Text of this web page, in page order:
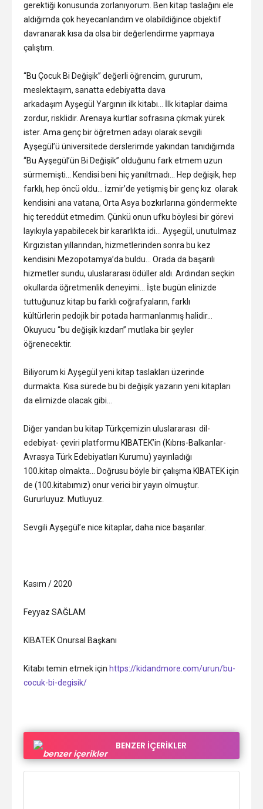
gerektiği konusunda zorlanıyorum. Ben kitap taslağını ele
aldığımda çok heyecanlandım ve olabildiğince objektif
davranarak kısa da olsa bir değerlendirme yapmaya
çalıştım.
“Bu Çocuk Bi Değişik” değerli öğrencim, gururum,
meslektaşım, sanatta edebiyatta dava
arkadaşım Ayşegül Yargının ilk kitabı… İlk kitaplar daima
zordur, risklidir. Arenaya kurtlar sofrasına çıkmak yürek
ister. Ama genç bir öğretmen adayı olarak sevgili
Ayşegül’ü üniversitede derslerimde yakından tanıdığımda
“Bu Ayşegül’ün Bi Değişik” olduğunu fark etmem uzun
sürmemişti… Kendisi beni hiç yanıltmadı… Hep değişik, hep
farklı, hep öncü oldu… İzmir’de yetişmiş bir genç kız olarak
kendisini ana vatana, Orta Asya bozkırlarına göndermekte
hiç tereddüt etmedim. Çünkü onun ufku böylesi bir görevi
layıkıyla yapabilecek bir kararlıkta idi… Ayşegül, unutulmaz
Kırgızistan yıllarından, hizmetlerinden sonra bu kez
kendisini Mezopotamya’da buldu… Orada da başarılı
hizmetler sundu, uluslararası ödüller aldı. Ardından seçkin
okullarda öğretmenlik deneyimi… İşte bugün elinizde
tuttuğunuz kitap bu farklı coğrafyaların, farklı
kültürlerin pedojik bir potada harmanlanmış halidir…
Okuyucu “bu değişik kızdan” mutlaka bir şeyler
öğrenecektir.
Biliyorum ki Ayşegül yeni kitap taslakları üzerinde
durmakta. Kısa sürede bu bi değişik yazarın yeni kitapları
da elimizde olacak gibi…
Diğer yandan bu kitap Türkçemizin uluslararası dil-
edebiyat- çeviri platformu KIBATEK’in (Kıbrıs-Balkanlar-
Avrasya Türk Edebiyatları Kurumu) yayınladığı
100.kitap olmakta… Doğrusu böyle bir çalışma KIBATEK için
de (100.kitabımız) onur verici bir yayın olmuştur.
Gururluyuz. Mutluyuz.
Sevgili Ayşegül’e nice kitaplar, daha nice başarılar.
Kasım / 2020
Feyyaz SAĞLAM
KIBATEK Onursal Başkanı
Kitabı temin etmek için https://kidandmore.com/urun/bu-
cocuk-bi-degisik/
BENZER İÇERİKLER